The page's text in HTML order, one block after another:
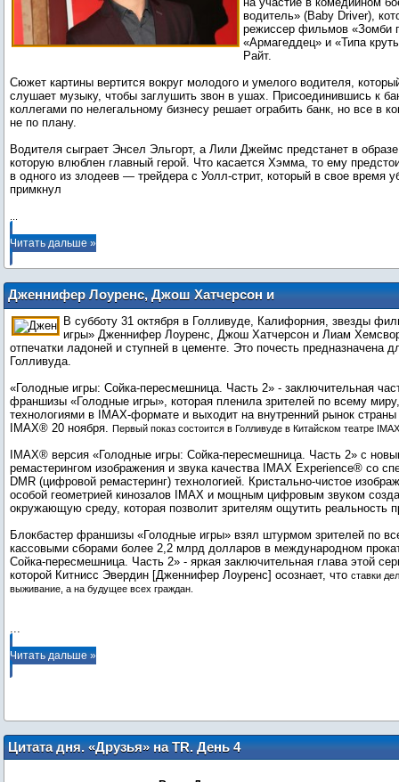
водитель» (Baby Driver),
режиссер фильмов «Зомби
«Армагеддец» и «Типа
Райт.
Сюжет картины вертится вокруг молодого и умелого водителя,
слушает музыку, чтобы заглушить звон в ушах. Присоединившись к
коллегами по нелегальному бизнесу решает ограбить банк, но все в
не по плану.
Водителя сыграет Энсел Эльгорт, а Лили Джеймс предстанет в
которую влюблен главный герой. Что касается Хэмма, то ему
в одного из злодеев — трейдера с Уолл-стрит, который в свое время
примкнул
Читать дальше »
Дженнифер Лоуренс, Джош Хатчерсон и
Лиам Хемсворт будут удостоены
увековечить свои отпечатки ладоней и
ступней на церемонии Китайского театр
В субботу 31 октября в Голливуде, Калифорния, звезды
игры» Дженнифер Лоуренс, Джош Хатчерсон и Лиам
отпечатки ладоней и ступней в цементе. Это почесть предназначена
Голливуда.
«Голодные игры: Сойка-пересмешница. Часть 2» - заключительная
франшизы «Голодные игры», которая пленила зрителей по всему
технологиями в IMAX-формате и выходит на внутренний рынок страны
IMAX® 20 ноября. Первый показ состоится в Голливуде в Китайском театре
IMAX® версия «Голодные игры: Сойка-пересмешница. Часть 2» с
ремастерингом изображения и звука качества IMAX Experience® со
DMR (цифровой ремастеринг) технологией. Кристально-чистое
особой геометрией кинозалов IMAX и мощным цифровым звуком
окружающую среду, которая позволит зрителям ощутить реальность
Блокбастер франшизы «Голодные игры» взял штурмом зрителей по
кассовыми сборами более 2,2 млрд долларов в международном
Сойка-пересмешница. Часть 2» - яркая заключительная глава этой
которой Китнисс Эвердин [Дженнифер Лоуренс] осознает, что ставки
выживание, а на будущее всех граждан.
...
Читать дальше »
Цитата дня. «Друзья» на TR. День 4